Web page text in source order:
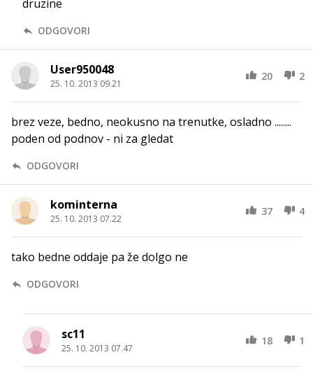
druzine
ODGOVORI
User950048
25. 10. 2013 09.21
20 2
brez veze, bedno, neokusno na trenutke, osladno ........
poden od podnov - ni za gledat
ODGOVORI
kominterna
25. 10. 2013 07.22
37 4
tako bedne oddaje pa že dolgo ne
ODGOVORI
sc11
25. 10. 2013 07.47
18 1